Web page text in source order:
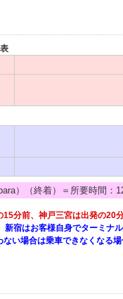
）（終着）＝所要時間：
分前、神戸三宮は出発の20
宿はお客様自身でターミナ
い場合は乗車できなくなる